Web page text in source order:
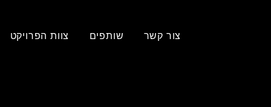
צוות הפרויקט שותפים צור קשר